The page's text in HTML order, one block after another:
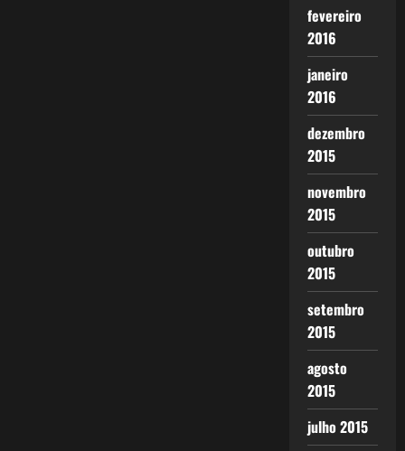
fevereiro
2016
janeiro
2016
dezembro
2015
novembro
2015
outubro
2015
setembro
2015
agosto
2015
julho 2015